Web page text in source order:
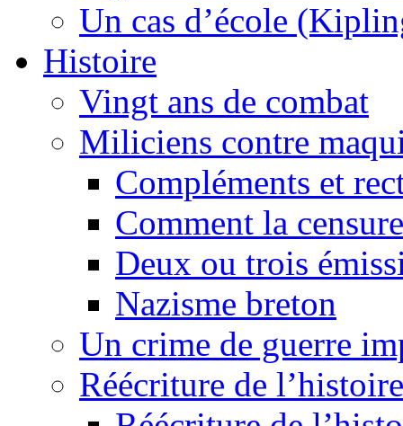
Un cas d’école
Histoire
Vingt ans de combat
Miliciens contre
Compléments et
Comment la
Deux ou trois
Nazisme breton
Un crime de guerre
Réécriture de